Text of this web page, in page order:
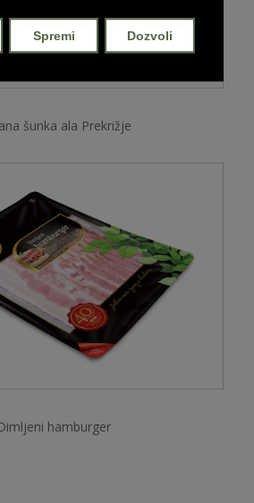
Spremi Dozvoli
šunka ala Prekrižje
hamburger